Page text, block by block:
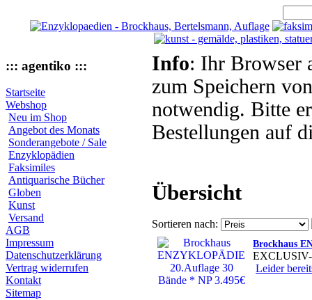
::: agentiko :::
Startseite
Webshop
Neu im Shop
Angebot des Monats
Sonderangebote / Sale
Enzyklopädien
Faksimiles
Antiquarische Bücher
Globen
Kunst
Versand
AGB
Impressum
Datenschutzerklärung
Vertrag widerrufen
Kontakt
Sitemap
Info: Ihr Browser
zum Speichern
notwendig. Bitte
Bestellungen auf
Übersicht
Sortieren nach:
Brockhaus
Leider